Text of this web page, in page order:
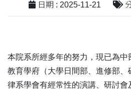
日期 : 2025-11-21
本院系所經多年的努力，現已為
教育學府（大學日間部、進修部
律系學會有經常性的演講、研討